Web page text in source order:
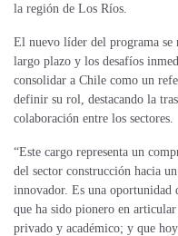
la región de Los Ríos.
El nuevo líder del programa se
largo plazo y los desafíos
consolidar a Chile como un
definir su rol, destacando la
colaboración entre los sectores.
“Este cargo representa un
del sector construcción hacia
innovador. Es una
que ha sido pionero en
privado y académico; y que